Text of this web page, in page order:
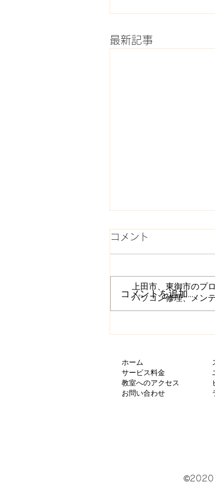
最新記事
Unityの
コメント
コメントを追加…
上田市、東御市のプ
パソコン修理、メン
ホーム
サービス料金
​教室へのアクセス
​お問い合わせ
©2020